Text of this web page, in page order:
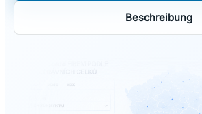
Beschreibung